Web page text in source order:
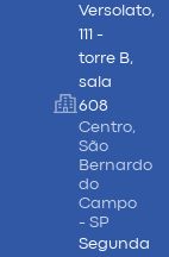
Versolato,
111 -
torre B,
sala
608
Centro,
São
Bernardo
do
Campo
- SP
Segunda